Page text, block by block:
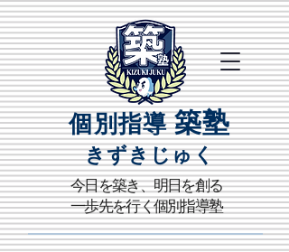
​今日を築き、明日を創る
一歩先を行く個別指導塾
個別指導 築塾
きずきじゅく​